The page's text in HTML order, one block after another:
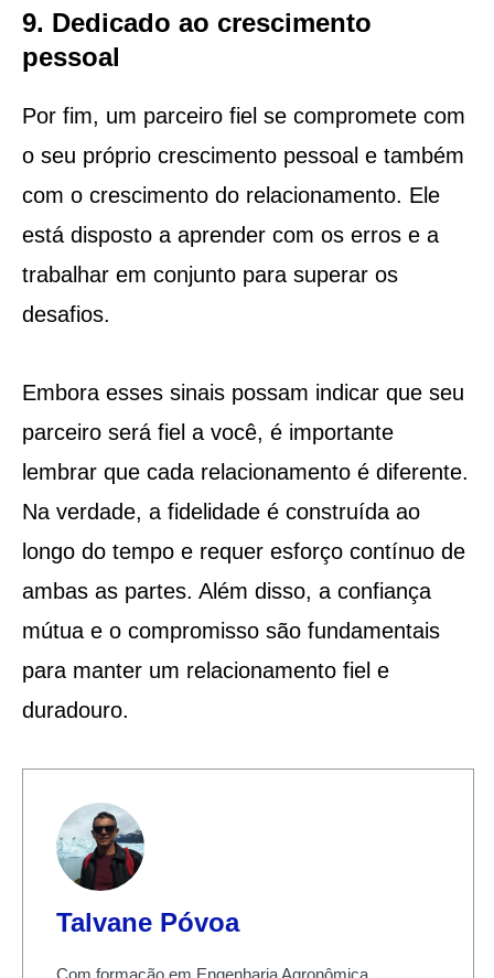
9. Dedicado ao crescimento
pessoal
Por fim, um parceiro fiel se compromete com
o seu próprio crescimento pessoal e também
com o crescimento do relacionamento. Ele
está disposto a aprender com os erros e a
trabalhar em conjunto para superar os
desafios.
Embora esses sinais possam indicar que seu
parceiro será fiel a você, é importante
lembrar que cada relacionamento é diferente.
Na verdade, a fidelidade é construída ao
longo do tempo e requer esforço contínuo de
ambas as partes. Além disso, a confiança
mútua e o compromisso são fundamentais
para manter um relacionamento fiel e
duradouro.
Talvane Póvoa
Com formação em Engenharia Agronômica,